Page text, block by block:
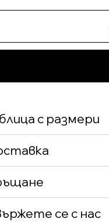
с размери
се с нас